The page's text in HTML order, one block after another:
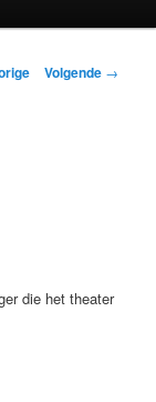
Volgende →
die het theater